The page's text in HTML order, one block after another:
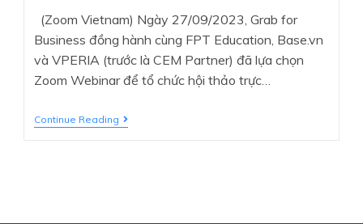
(Zoom Vietnam) Ngày 27/09/2023, Grab for
Business đồng hành cùng FPT Education, Base.vn
và VPERIA (trước là CEM Partner) đã lựa chọn
Zoom Webinar để tổ chức hội thảo trực…
Continue Reading